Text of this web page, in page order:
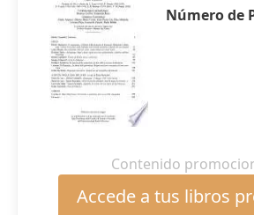
Número de
Contenido
Accede a tus libros